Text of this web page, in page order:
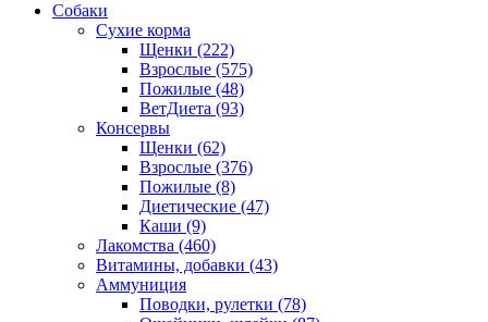
Собаки
Сухие корма
Щенки (222)
Взрослые (575)
Пожилые (48)
ВетДиета (93)
Консервы
Щенки (62)
Взрослые (376)
Пожилые (8)
Диетические (47)
Каши (9)
Лакомства (460)
Витамины, добавки (43)
Аммуниция
Поводки, рулетки (78)